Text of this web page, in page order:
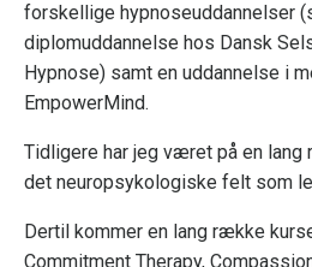
forskellige hypnoseuddannelser
diplomuddannelse hos Dansk
Hypnose) samt en uddannelse i
EmpowerMind.
Tidligere har jeg været på en
det neuropsykologiske felt som
Dertil kommer en lang række
Commitment Therapy,